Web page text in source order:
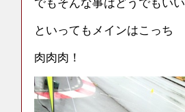
でもそんな事はどうでもいい
といってもメインはこっち
肉肉肉！